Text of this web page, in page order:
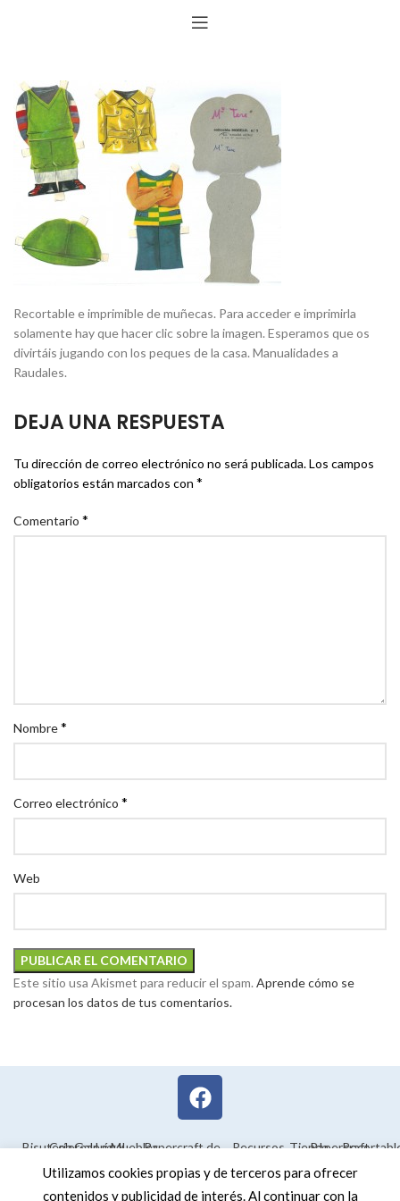
Recortable e imprimible de muñecas. Para acceder e imprimirla
solamente hay que hacer clic sobre la imagen. Esperamos que os
divirtáis jugando con los peques de la casa. Manualidades a
Raudales.
DEJA UNA RESPUESTA
Tu dirección de correo electrónico no será publicada.Los campos
obligatorios están marcados con *
Comentario *
Nombre*
Correo electrónico *
Web
Este sitio usa Akismet para reducir el spam. Aprende cómo se
procesan los datos de tus comentarios.
BisuteríaColorear
Galería
LegalMueblesPapercraft de
Maquetas en
Recursos
educativos
TiendaPapercraft
Utilizamos cookies propias y de terceros para ofrecer
contenidos y publicidad de interés. Al continuar con la